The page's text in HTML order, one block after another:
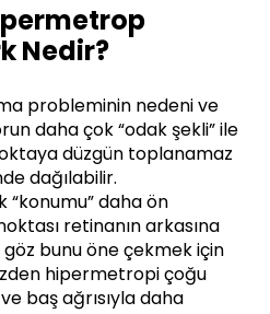
Nedir?
probleminin nedeni ve
daha çok “odak şekli” ile
düzgün toplanamaz
dağılabilir.
daha ön
retinanın arkasına
bunu öne çekmek için
hipermetropi çoğu
baş ağrısıyla daha